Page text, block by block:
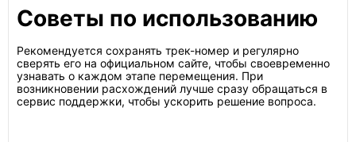
Советы по использованию
Рекомендуется сохранять трек-номер и регулярно
сверять его на официальном сайте, чтобы своевременно
узнавать о каждом этапе перемещения. При
возникновении расхождений лучше сразу обращаться в
сервис поддержки, чтобы ускорить решение вопроса.